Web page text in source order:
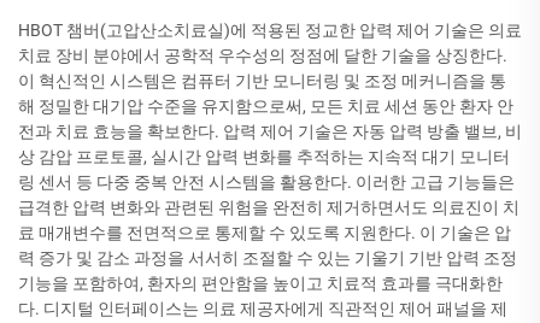
HBOT 챔버(고압산소치료실)에 적용된 정교한 압력 제어 기술은 의료
치료 장비 분야에서 공학적 우수성의 정점에 달한 기술을 상징한다.
이 혁신적인 시스템은 컴퓨터 기반 모니터링 및 조정 메커니즘을 통
해 정밀한 대기압 수준을 유지함으로써, 모든 치료 세션 동안 환자 안
전과 치료 효능을 확보한다. 압력 제어 기술은 자동 압력 방출 밸브, 비
상 감압 프로토콜, 실시간 압력 변화를 추적하는 지속적 대기 모니터
링 센서 등 다중 중복 안전 시스템을 활용한다. 이러한 고급 기능들은
급격한 압력 변화와 관련된 위험을 완전히 제거하면서도 의료진이 치
료 매개변수를 전면적으로 통제할 수 있도록 지원한다. 이 기술은 압
력 증가 및 감소 과정을 서서히 조절할 수 있는 기울기 기반 압력 조정
기능을 포함하여, 환자의 편안함을 높이고 치료적 효과를 극대화한
다. 디지털 인터페이스는 의료 제공자에게 직관적인 제어 패널을 제